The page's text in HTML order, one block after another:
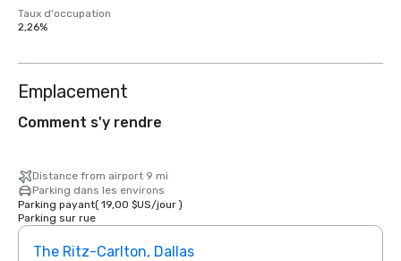
Taux d'occupation
2,26%
Emplacement
Comment s'y rendre
Distance from airport 9 mi
Parking dans les environs
Parking payant( 19,00 $US/jour)
Parking sur rue
The Ritz-Carlton, Dallas